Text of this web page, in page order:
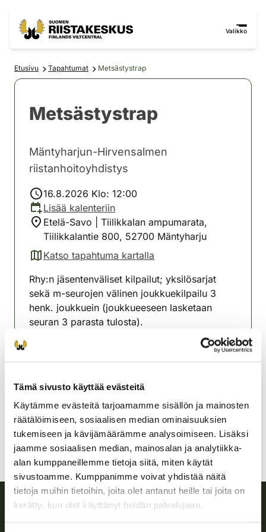
Tämä sivusto käyttää evästeitä
Käytämme evästeitä tarjoamamme sisällön ja mainosten
räätälöimiseen, sosiaalisen median ominaisuuksien
tukemiseen ja kävijämäärämme analysoimiseen. Lisäksi
jaamme sosiaalisen median, mainosalan ja analytiikka-
alan kumppaneillemme tietoja siitä, miten käytät
sivustoamme. Kumppanimme voivat yhdistää näitä
tietoja muihin tietoihin, joita olet antanut heille tai joita on
kerätty, kun olet käyttänyt heidän palvelujaan.
Valikko
Etusivu Tapahtumat Metsästystrap
Metsästystrap
Mäntyharjun-Hirvensalmen
riistanhoitoyhdistys
16.8.2026 Klo: 12:00
Lisää kalenteriin
Etelä-Savo | Tiilikkalan ampumarata,
Tiilikkalantie 800, 52700 Mäntyharju
Katso tapahtuma kartalla
(avautuu uuteen välilehteen)
Rhy:n jäsentenväliset kilpailut; yksilösarjat
sekä m-seurojen välinen joukkuekilpailu 3
henk. joukkuein (joukkueeseen lasketaan
seuran 3 parasta tulosta).
riistanhoitoyhdistys
0400 653 902
mantyharju-hirvensalmi@rhy.riista.fi